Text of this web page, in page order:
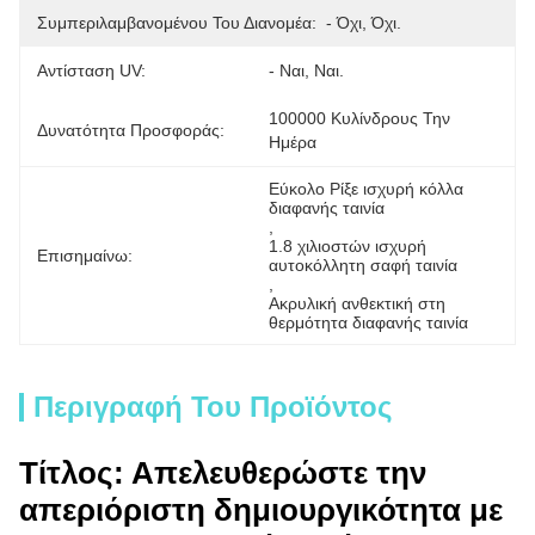
Συμπεριλαμβανομένου Του Διανομέα: - Όχι, Όχι.
Αντίσταση UV: - Ναι, Ναι.
Δυνατότητα Προσφοράς:
100000 Κυλίνδρους Την
Ημέρα
Επισημαίνω:
Εύκολο Ρίξε ισχυρή κόλλα
διαφανής ταινία
1.8 χιλιοστών ισχυρή
αυτοκόλλητη σαφή ταινία
Ακρυλική ανθεκτική στη
θερμότητα διαφανής ταινία
Περιγραφή Του Προϊόντος
Τίτλος: Απελευθερώστε την
απεριόριστη δημιουργικότητα με